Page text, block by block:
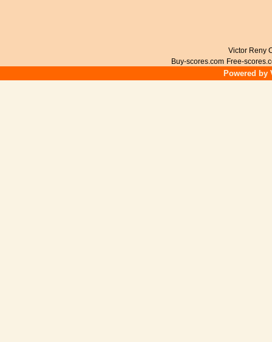
Victor Reny
Buy-scores.com Free-
Powered by